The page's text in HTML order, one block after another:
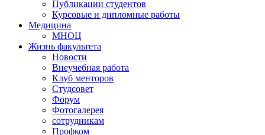
Публикации студентов
Курсовые и дипломные работы
Медицина
МНОЦ
Жизнь факультета
Новости
Внеучебная работа
Клуб менторов
Студсовет
Форум
Фотогалерея
сотрудникам
Профком